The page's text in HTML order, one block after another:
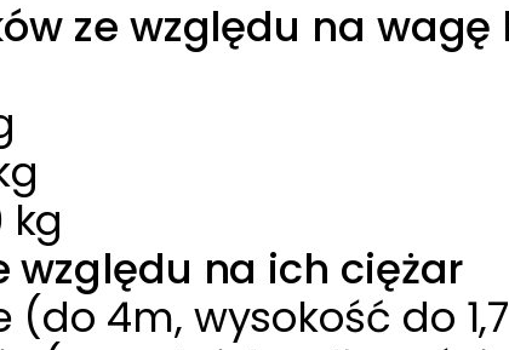
ze względu na
kg
względu na ich ciężar
4m, wysokość do